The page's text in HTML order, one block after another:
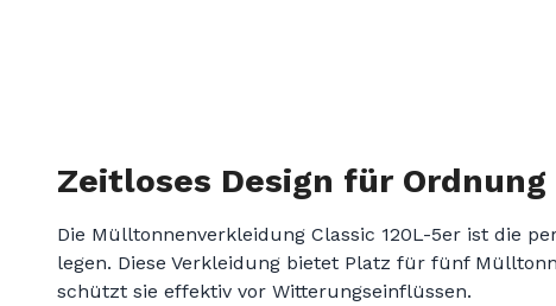
Zeitloses Design für Ordnung
Die Mülltonnenverkleidung Classic 120L-5er ist die
legen. Diese Verkleidung bietet Platz für fünf
schützt sie effektiv vor Witterungseinflüssen.